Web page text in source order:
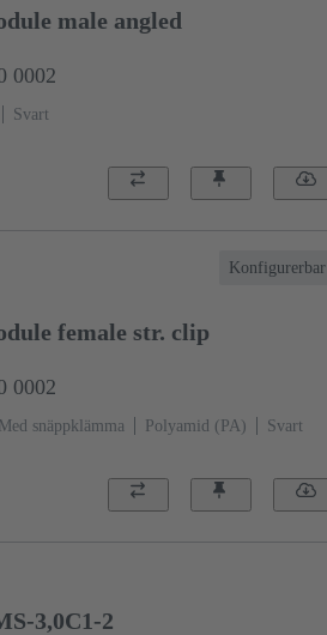
male angled
0002
Svart
Konfigurerbar
female str. clip
0002
snäppklämma Polyamid (PA) Svart
3,0C1-2